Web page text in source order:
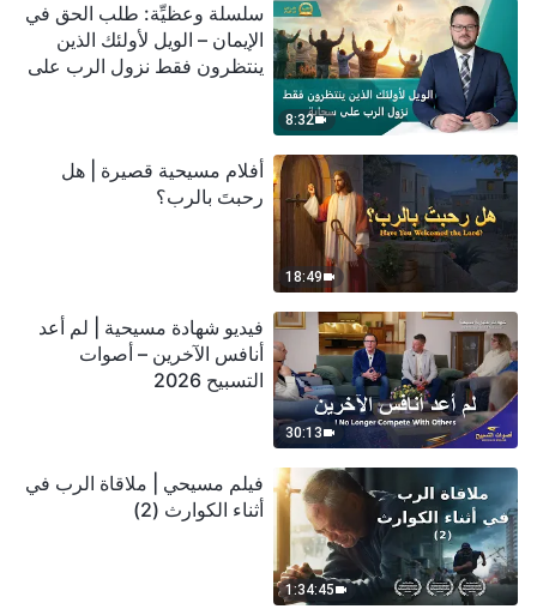
8:32
سلسلة وعظيِّة: طلب الحق في
الإيمان – الويل لأولئك الذين
ينتظرون فقط نزول الرب على
18:49
أفلام مسيحية قصيرة | هل
رحبتَ بالرب؟
30:13
فيديو شهادة مسيحية | لم أعد
أنافس الآخرين – أصوات
التسبيح 2026
1:34:45
فيلم مسيحي | ملاقاة الرب في
أثناء الكوارث (2)